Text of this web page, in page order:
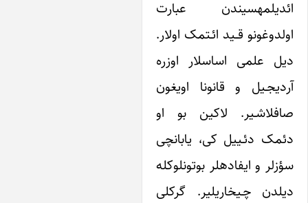
ائدیلمه‎سیندن عبارت
قــید ائـتمک اولار.
اساسلار اوزره
و قانونا اویغون
صاف‎لاشـیر. لاکین بو او
دئـییل کی، یابانچی
سؤزلر و ایفاده‎لر بوتونلوکله
چـیخاریلیر. گرکلی